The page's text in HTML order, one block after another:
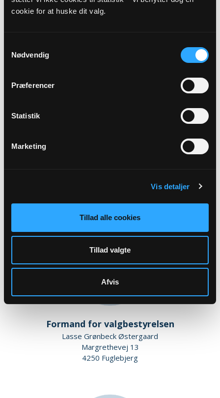
cookie for at huske dit valg.
Nødvendig
Præferencer
Statistik
Marketing
Vis detaljer
Tillad alle cookies
Tillad valgte
Afvis
Næblerødvej 17
Formand for valgbestyrelsen
Lasse Grønbeck Østergaard
Margrethevej 13
4250 Fuglebjerg